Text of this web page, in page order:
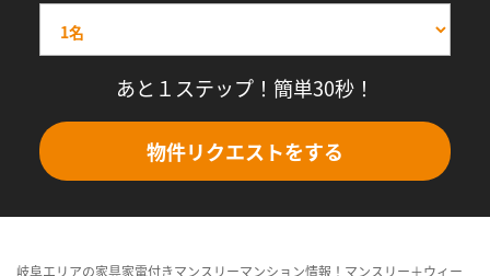
あと１ステップ！簡単30秒！
物件リクエストをする
岐阜エリアの家具家電付きマンスリーマンション情報！マンスリー＋ウィー